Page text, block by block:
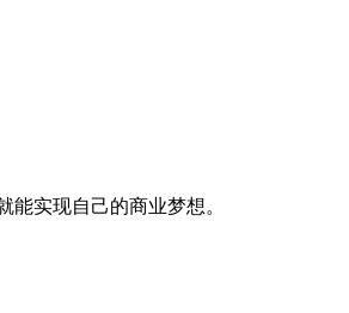
实现自己的商业梦想。